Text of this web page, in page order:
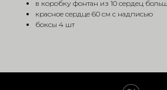
в коробку фонтан из 10 сердец
красное сердце 60 см с надписью
боксы 4 шт